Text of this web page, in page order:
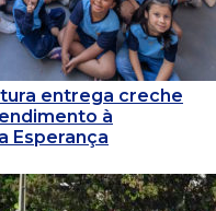
entrega creche
à
Esperança